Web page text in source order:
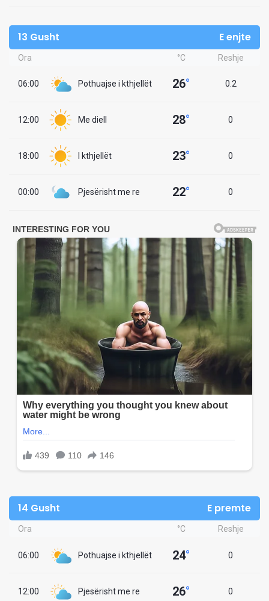
13 Gusht E enjte
Ora °C Reshje
06:00 Pothuajse i kthjellët 26° 0.2
12:00 Me diell 28° 0
18:00 I kthjellët 23° 0
00:00 Pjesërisht me re 22° 0
14 Gusht E premte
Ora °C Reshje
06:00 Pothuajse i kthjellët 24° 0
12:00 Pjesërisht me re 26° 0